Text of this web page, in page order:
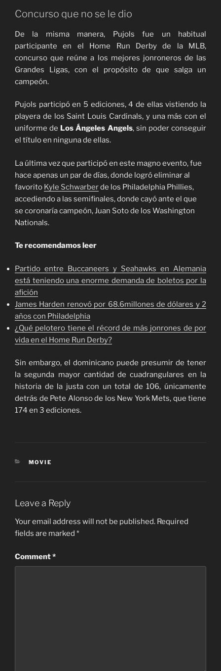
Concurso que no se le dio
De la misma manera, Pujols fue un habitual
participante en el Home Run Derby de la MLB,
concurso que reúne a los mejores jonroneros de las
Grandes Ligas, con el propósito de que salga un
campeón.
Pujols participó en 5 ediciones, 4 de ellas vistiendo la
playera de los Saint Louis Cardinals, y una más con el
uniforme de Los Ángeles Angels, sin poder conseguir
el título en ninguna de ellas.
La última vez que participó en este magno evento, fue
hace apenas un par de días, donde logró eliminar al
favorito Kyle Schwarberde los Philadelphia Phillies,
accediendo a las semifinales, donde cayó ante el que
se coronaría campeón, Juan Soto de los Washington
Nationals.
Te recomendamos leer
Partido entre Buccaneers y Seahawks en Alemania
está teniendo una enorme demanda de boletos por la
afición
James Harden renovó por 68.6millones de dólares y 2
años con Philadelphia
¿Qué pelotero tiene el récord de más jonrones de por
vida en el Home Run Derby?
Sin embargo, el dominicano puede presumir de tener
la segunda mayor cantidad de cuadrangulares en la
historia de la justa con un total de 106, únicamente
detrás de Pete Alonso de los New York Mets, que tiene
174 en 3 ediciones.
CATEGORIES
MOVIE
Leave a Reply
Your email address will not be published. Required
fields are marked *
Comment*